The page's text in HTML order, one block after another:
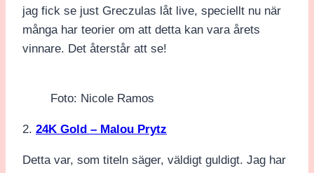
jag fick se just Greczulas låt live, speciellt nu när
många har teorier om att detta kan vara årets
vinnare. Det återstår att se!
Foto: Nicole Ramos
2. 24K Gold – Malou Prytz
Detta var, som titeln säger, väldigt guldigt. Jag har